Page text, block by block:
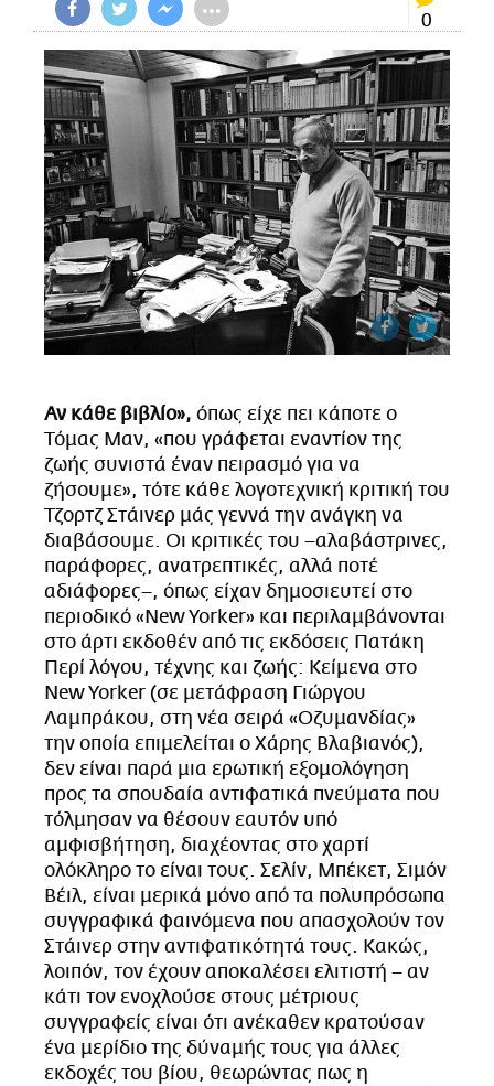
CITY GUIDE
ΑΜΠΑ
PRINT
•••
0
Αν κάθε βιβλίο», όπως είχε πει κάποτε ο
Τόμας Μαν, «που γράφεται εναντίον της
ζωής συνιστά έναν πειρασμό για να
ζήσουμε», τότε κάθε λογοτεχνική κριτική του
Τζορτζ Στάινερ μάς γεννά την ανάγκη να
διαβάσουμε. Οι κριτικές του –αλαβάστρινες,
παράφορες, ανατρεπτικές, αλλά ποτέ
αδιάφορες–, όπως είχαν δημοσιευτεί στο
περιοδικό «New Yorker» και περιλαμβάνονται
στο άρτι εκδοθέν από τις εκδόσεις Πατάκη
Περί λόγου, τέχνης και ζωής: Κείμενα στο
New Yorker (σε μετάφραση Γιώργου
Λαμπράκου, στη νέα σειρά «Οζυμανδίας»
την οποία επιμελείται ο Χάρης Βλαβιανός),
δεν είναι παρά μια ερωτική εξομολόγηση
προς τα σπουδαία αντιφατικά πνεύματα που
τόλμησαν να θέσουν εαυτόν υπό
αμφισβήτηση, διαχέοντας στο χαρτί
ολόκληρο το είναι τους. Σελίν, Μπέκετ, Σιμόν
Βέιλ, είναι μερικά μόνο από τα πολυπρόσωπα
συγγραφικά φαινόμενα που απασχολούν τον
Στάινερ στην αντιφατικότητά τους. Κακώς,
λοιπόν, τον έχουν αποκαλέσει ελιτιστή – αν
κάτι τον ενοχλούσε στους μέτριους
συγγραφείς είναι ότι ανέκαθεν κρατούσαν
ένα μερίδιο της δύναμής τους για άλλες
εκδοχές του βίου, θεωρώντας πως η